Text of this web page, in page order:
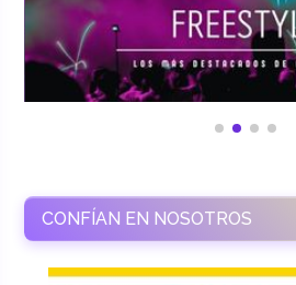
CONFÍAN EN NOSOTROS